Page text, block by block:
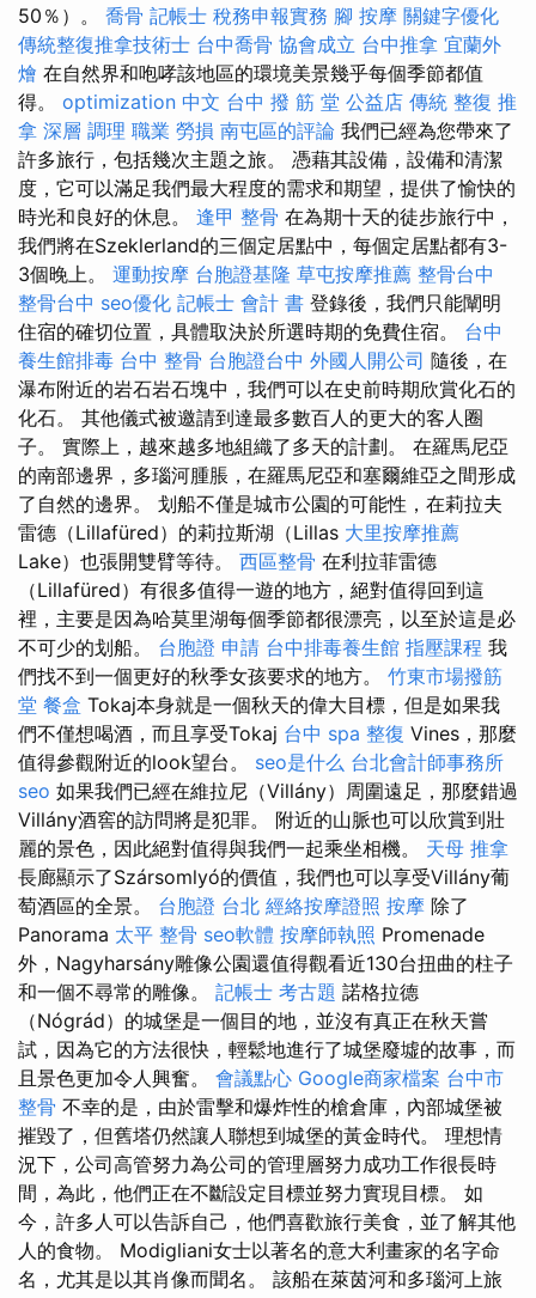
50％）。 喬骨 記帳士 稅務申報實務 腳 按摩 關鍵字優化
傳統整復推拿技術士 台中喬骨 協會成立 台中推拿 宜蘭外
燴 在自然界和咆哮該地區的環境美景幾乎每個季節都值
得。 optimization 中文 台中 撥 筋 堂 公益店 傳統 整復 推
拿 深層 調理 職業 勞損 南屯區的評論 我們已經為您帶來了
許多旅行，包括幾次主題之旅。 憑藉其設備，設備和清潔
度，它可以滿足我們最大程度的需求和期望，提供了愉快的
時光和良好的休息。 逢甲 整骨 在為期十天的徒步旅行中，
我們將在Szeklerland的三個定居點中，每個定居點都有3-
3個晚上。 運動按摩 台胞證基隆 草屯按摩推薦 整骨台中
整骨台中 seo優化 記帳士 會計 書 登錄後，我們只能闡明
住宿的確切位置，具體取決於所選時期的免費住宿。 台中
養生館排毒 台中 整骨 台胞證台中 外國人開公司 隨後，在
瀑布附近的岩石岩石塊中，我們可以在史前時期欣賞化石的
化石。 其他儀式被邀請到達最多數百人的更大的客人圈
子。 實際上，越來越多地組織了多天的計劃。 在羅馬尼亞
的南部邊界，多瑙河腫脹，在羅馬尼亞和塞爾維亞之間形成
了自然的邊界。 划船不僅是城市公園的可能性，在莉拉夫
雷德（Lillafüred）的莉拉斯湖（Lillas 大里按摩推薦
Lake）也張開雙臂等待。 西區整骨 在利拉菲雷德
（Lillafüred）有很多值得一遊的地方，絕對值得回到這
裡，主要是因為哈莫里湖每個季節都很漂亮，以至於這是必
不可少的划船。 台胞證 申請 台中排毒養生館 指壓課程 我
們找不到一個更好的秋季女孩要求的地方。 竹東市場撥筋
堂 餐盒 Tokaj本身就是一個秋天的偉大目標，但是如果我
們不僅想喝酒，而且享受Tokaj 台中 spa 整復 Vines，那麼
值得參觀附近的look望台。 seo是什么 台北會計師事務所
seo 如果我們已經在維拉尼（Villány）周圍遠足，那麼錯過
Villány酒窖的訪問將是犯罪。 附近的山脈也可以欣賞到壯
麗的景色，因此絕對值得與我們一起乘坐相機。 天母 推拿
長廊顯示了Szársomlyó的價值，我們也可以享受Villány葡
萄酒區的全景。 台胞證 台北 經絡按摩證照 按摩 除了
Panorama 太平 整骨 seo軟體 按摩師執照 Promenade
外，Nagyharsány雕像公園還值得觀看近130台扭曲的柱子
和一個不尋常的雕像。 記帳士 考古題 諾格拉德
（Nógrád）的城堡是一個目的地，並沒有真正在秋天嘗
試，因為它的方法很快，輕鬆地進行了城堡廢墟的故事，而
且景色更加令人興奮。 會議點心 Google商家檔案 台中市
整骨 不幸的是，由於雷擊和爆炸性的槍倉庫，內部城堡被
摧毀了，但舊塔仍然讓人聯想到城堡的黃金時代。 理想情
況下，公司高管努力為公司的管理層努力成功工作很長時
間，為此，他們正在不斷設定目標並努力實現目標。 如
今，許多人可以告訴自己，他們喜歡旅行美食，並了解其他
人的食物。 Modigliani女士以著名的意大利畫家的名字命
名，尤其是以其肖像而聞名。 該船在萊茵河和多瑙河上旅